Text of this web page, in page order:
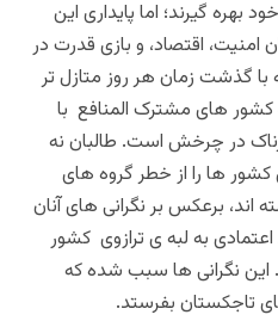
گیرند؛ اما پایداری این
امنیت، اقتصاد، و بازی قدرت در
گذشت زمان هر روز متازل تر
های مشترک المنافع با
در چرخش است. طالبان نه
کشور ها را از خطر گروه های
اند، برعکس بر نگرانی های آنان
اعتمادی به لبه ی ترازوی کشور
نگرانی ها سبب شده که
تاجکستان بفرستد.